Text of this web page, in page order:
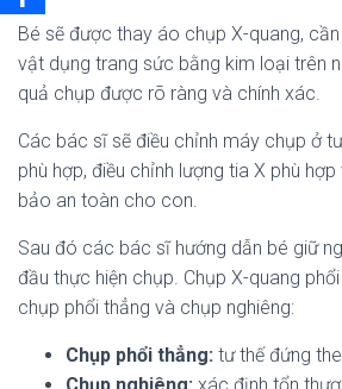
Bé sẽ được thay áo chụp X-quang,
vật dụng trang sức bằng kim loại trên
quả chụp được rõ ràng và chính xác.
Các bác sĩ sẽ điều chỉnh máy chụp ở
phù hợp, điều chỉnh lượng tia X phù
bảo an toàn cho con.
Sau đó các bác sĩ hướng dẫn bé giữ
đầu thực hiện chụp. Chụp X-quang
chụp phổi thẳng và chụp nghiêng:
Chụp phổi thẳng: tư thế đứng